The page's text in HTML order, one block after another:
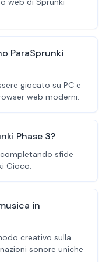
ParaSprunki
giocato su PC e
web moderni.
Phase 3?
sfide
Gioco.
in
creativo sulla
sonore uniche